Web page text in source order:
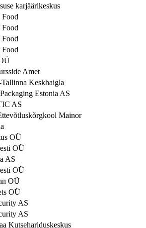
karjäärikeskus
Amet
Keskhaigla
Estonia AS
AS
Mainor
OÜ
OÜ
AS
OÜ
OÜ
OÜ
AS
AS
Kutsehariduskeskus